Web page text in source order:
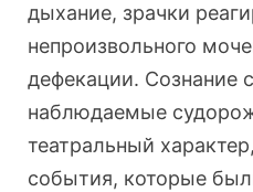
дыхание, зрачки
непроизвольного
дефекации. Сознание
наблюдаемые
театральный
события, которые